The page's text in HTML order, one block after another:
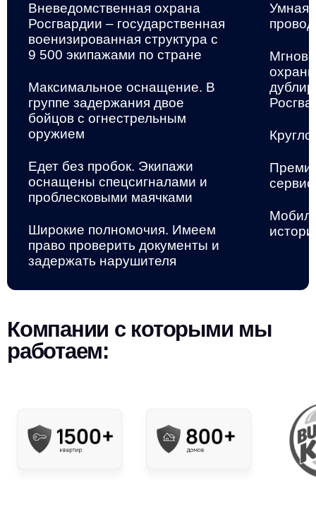
Вневедомственная охрана
Росгвардии – государственная
военизированная структура с
9 500 экипажами по стране
Максимальное оснащение. В
группе задержания двое
бойцов с огнестрельным
оружием
Едет без пробок. Экипажи
оснащены спецсигналами и
проблесковыми маячками
Широкие полномочия. Имеем
право проверить документы и
задержать нарушителя
Умная
сервис
Компании с которыми мы
работаем: